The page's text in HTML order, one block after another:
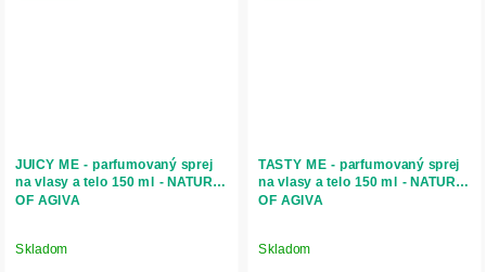
JUICY ME - parfumovaný sprej
na vlasy a telo 150 ml - NATURE
OF AGIVA
Skladom
TASTY ME - parfumovaný sprej
na vlasy a telo 150 ml - NATURE
OF AGIVA
Skladom